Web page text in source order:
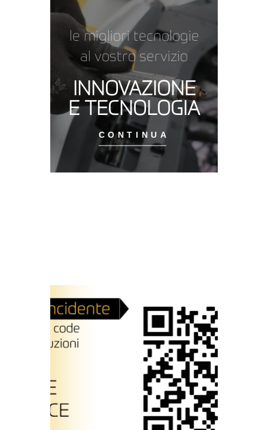
le migliori tecnologie
al vostro servizio
INNOVAZIONE
E TECNOLOGIA
CONTINUA